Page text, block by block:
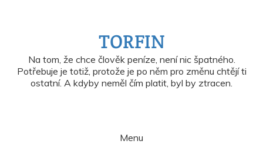
TORFIN
Na tom, že chce člověk peníze, není nic špatného.
Potřebuje je totiž, protože je po něm pro změnu chtějí ti
ostatní. A kdyby neměl čím platit, byl by ztracen.
Menu